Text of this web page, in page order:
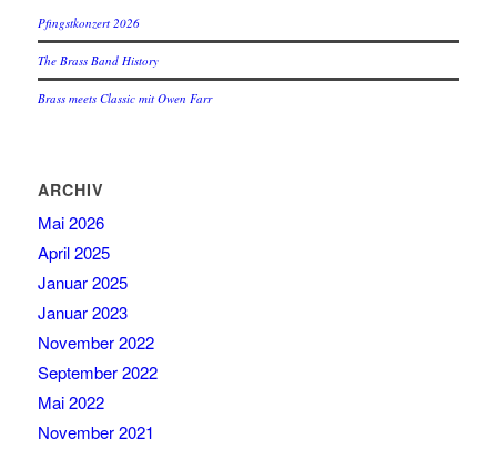
Pfingstkonzert 2026
The Brass Band History
Brass meets Classic mit Owen Farr
ARCHIV
Mai 2026
April 2025
Januar 2025
Januar 2023
November 2022
September 2022
Mai 2022
November 2021